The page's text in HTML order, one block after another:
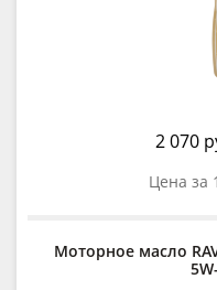
2 070
Цена за
Моторное масло